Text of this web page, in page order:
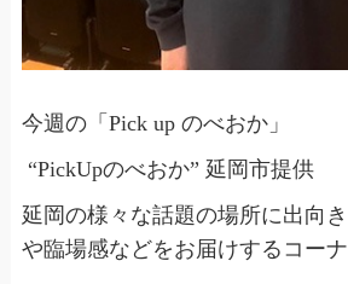
今週の「Pick up のべおか」
“PickUpのべおか” 延岡市提供
延岡の様々な話題の場所に出向
や臨場感などをお届けするコーナ